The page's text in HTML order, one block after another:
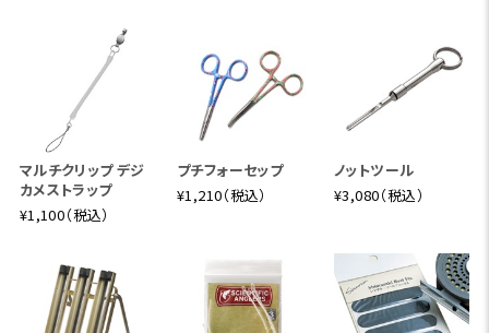
マルチクリップ デジ
カメストラップ
¥1,100（税込）
プチフォーセップ
¥1,210（税込）
ノットツール
¥3,080（税込）